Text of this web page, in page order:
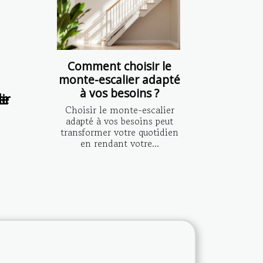
Comment choisir le
monte-escalier adapté
à vos besoins ?
Choisir le monte-escalier
adapté à vos besoins peut
transformer votre quotidien
en rendant votre...